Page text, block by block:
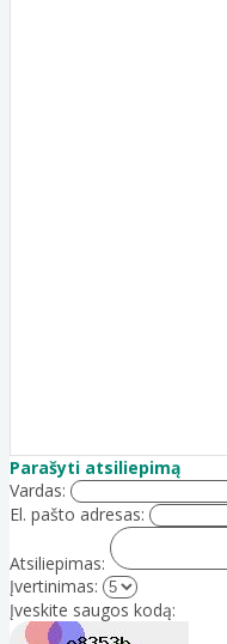
Parašyti atsiliepimą
Vardas:
El. pašto adresas:
Atsiliepimas:
Įvertinimas:
Įveskite saugos kodą: